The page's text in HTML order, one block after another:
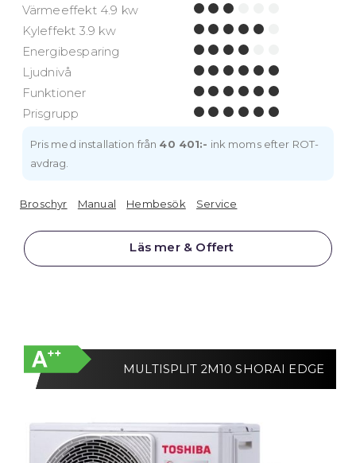
Värmeeffekt 4.9 kw
Kyleffekt 3.9 kw
Energibesparing
Ljudnivå
Funktioner
Prisgrupp
Pris med installation från 40 401:- ink moms efter ROT-
avdrag.
Broschyr Manual Hembesök Service
Läs mer & Offert
MULTISPLIT 2M10 SHORAI EDGE